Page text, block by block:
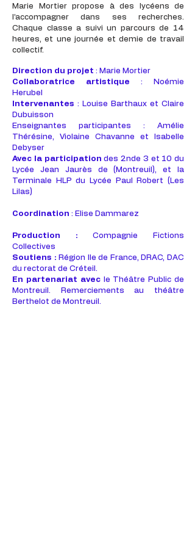
Marie Mortier propose à des lycéens de
l’accompagner dans ses recherches.
Chaque classe a suivi un parcours de 14
heures, et une journée et demie de travail
collectif.
Direction du projet : Marie Mortier
Collaboratrice artistique : Noémie
Herubel
Intervenantes : Louise Barthaux et Claire
Dubuisson
Enseignantes participantes : Amélie
Thérésine, Violaine Chavanne et Isabelle
Debyser
​Avec la participation des 2nde 3 et 10 du
Lycée Jean Jaurès de (Montreuil), et la
Terminale HLP du Lycée Paul Robert (Les
Lilas)
Coordination : Elise Dammarez
Production :Compagnie Fictions
Collectives
Soutiens : Région Ile de France, DRAC, DAC
du rectorat de Créteil.
En partenariat avecle Théâtre Public de
Montreuil. Remerciements au théâtre
Berthelot de Montreuil.